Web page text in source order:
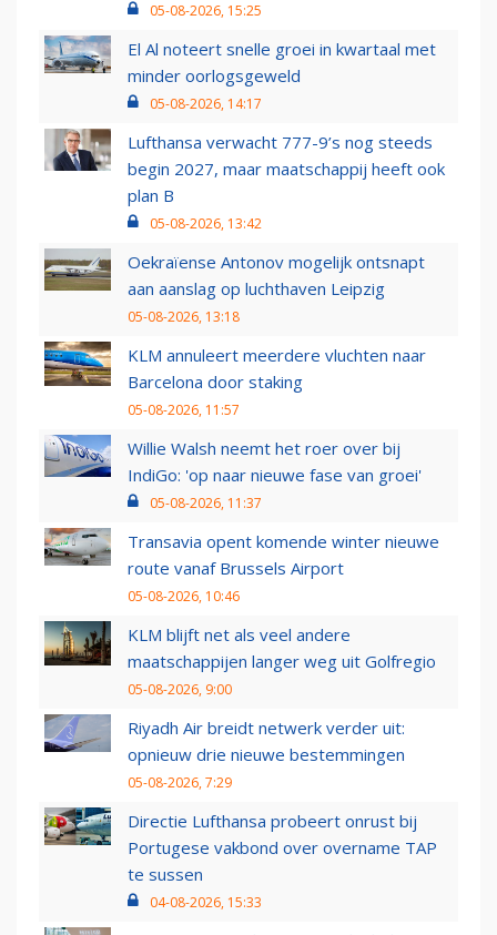
05-08-2026, 15:25
El Al noteert snelle groei in kwartaal met
minder oorlogsgeweld
05-08-2026, 14:17
Lufthansa verwacht 777-9’s nog steeds
begin 2027, maar maatschappij heeft ook
plan B
05-08-2026, 13:42
Oekraïense Antonov mogelijk ontsnapt
aan aanslag op luchthaven Leipzig
05-08-2026, 13:18
KLM annuleert meerdere vluchten naar
Barcelona door staking
05-08-2026, 11:57
Willie Walsh neemt het roer over bij
IndiGo: 'op naar nieuwe fase van groei'
05-08-2026, 11:37
Transavia opent komende winter nieuwe
route vanaf Brussels Airport
05-08-2026, 10:46
KLM blijft net als veel andere
maatschappijen langer weg uit Golfregio
05-08-2026, 9:00
Riyadh Air breidt netwerk verder uit:
opnieuw drie nieuwe bestemmingen
05-08-2026, 7:29
Directie Lufthansa probeert onrust bij
Portugese vakbond over overname TAP
te sussen
04-08-2026, 15:33